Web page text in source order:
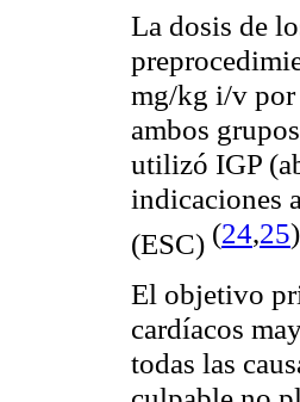
La dosis de
mg/kg i/v por
ambos
utilizó IGP
indicaciones
(ESC) (24,25)
El objetivo
cardíacos
todas las